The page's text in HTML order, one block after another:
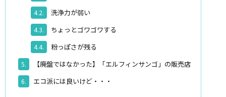
4.2. 洗浄力が弱い
4.3. ちょっとゴワゴワする
4.4. 粉っぽさが残る
5. 【廃盤ではなかった】「エルフィンサンゴ」の販売店
6. エコ派には良いけど・・・